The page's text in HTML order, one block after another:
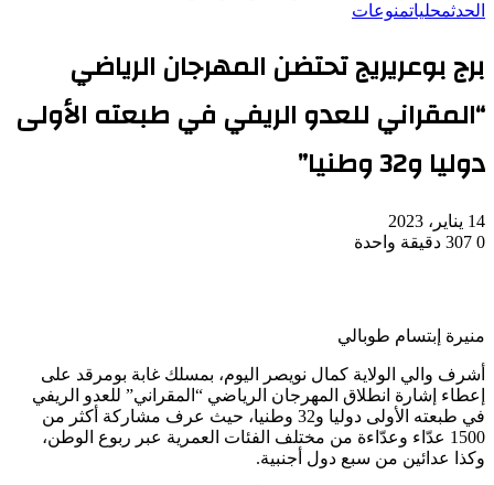
الحدثمحلياتمنوعات
برج بوعريريج تحتضن المهرجان الرياضي
“المقراني للعدو الريفي في طبعته الأولى
دوليا و32 وطنيا”
14 يناير، 2023
0
دقيقة واحدة
منيرة إبتسام طوبالي
أشرف والي الولاية كمال نويصر اليوم، بمسلك غابة بومرقد على
إعطاء إشارة انطلاق المهرجان الرياضي “المقراني” للعدو الريفي
في طبعته الأولى دوليا و32 وطنيا، حيث عرف مشاركة أكثر من
1500 عدّاء وعدّاءة من مختلف الفئات العمرية عبر ربوع الوطن،
وكذا عدائين من سبع دول أجنبية.